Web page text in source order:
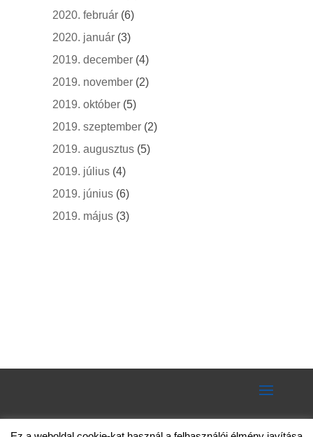
2020. február(6)
2020. január(3)
2019. december(4)
2019. november(2)
2019. október(5)
2019. szeptember(2)
2019. augusztus(5)
2019. július(4)
2019. június(6)
2019. május(3)